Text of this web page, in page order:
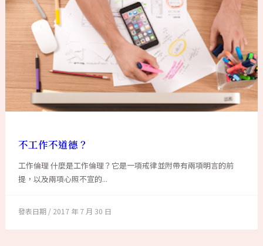
不工作不道德？
工作倫理 什麼是工作倫理？它是一項戒律並附帶有兩項明言的前
提，以及兩項心照不宣的...
2017 年 7 月 30 日